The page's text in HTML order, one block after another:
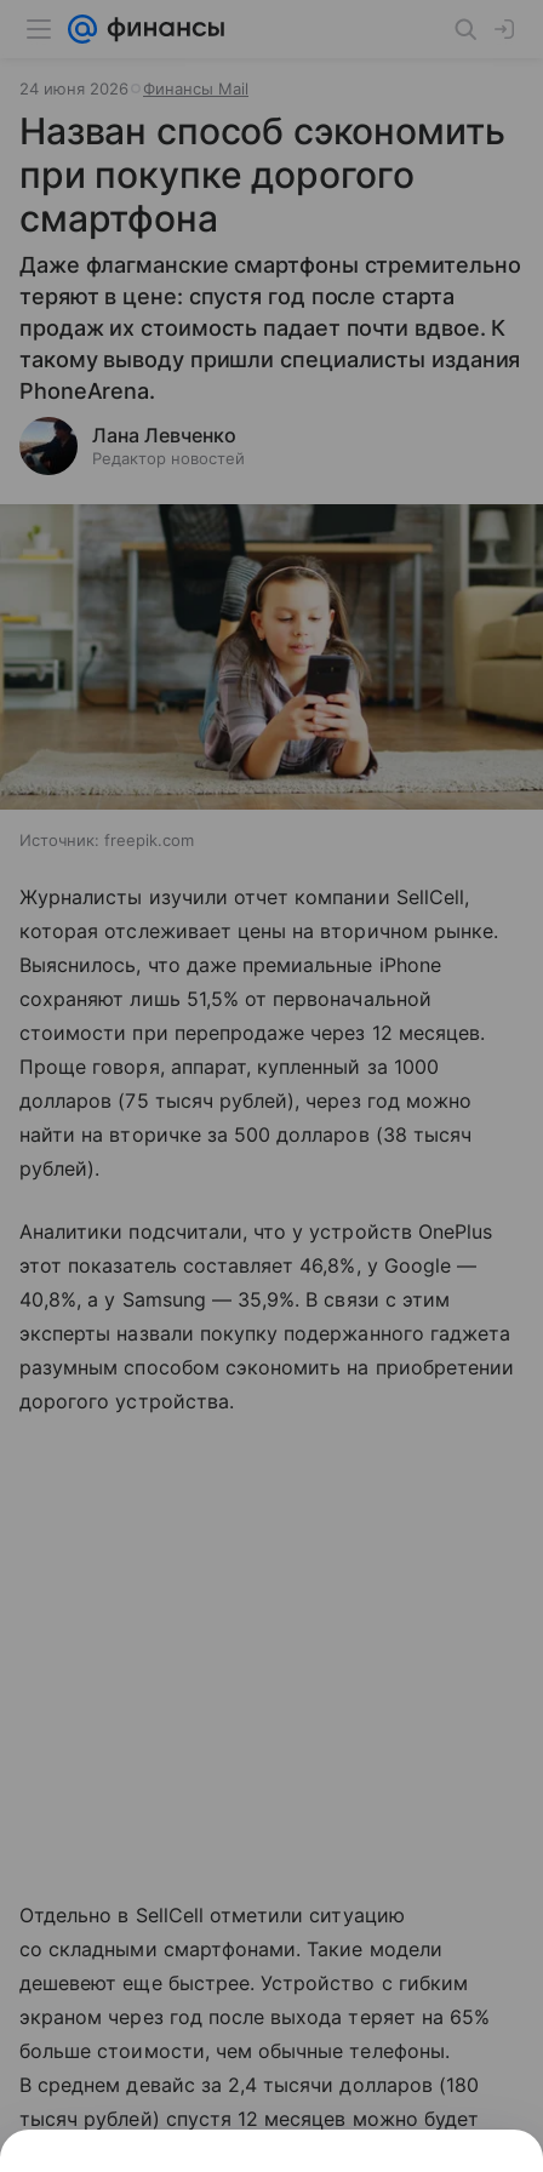
24 июня 2026 Финансы Mail
Назван способ сэкономить
при покупке дорогого
смартфона
Даже флагманские смартфоны стремительно
теряют в цене: спустя год после старта
продаж их стоимость падает почти вдвое. К
такому выводу пришли специалисты издания
PhoneArena.
Лана Левченко
Редактор новостей
Источник: freepik.com
Журналисты изучили отчет компании SellCell,
которая отслеживает цены на вторичном рынке.
Выяснилось, что даже премиальные iPhone
сохраняют лишь 51,5% от первоначальной
стоимости при перепродаже через 12 месяцев.
Проще говоря, аппарат, купленный за 1000
долларов (75 тысяч рублей), через год можно
найти на вторичке за 500 долларов (38 тысяч
рублей).
Аналитики подсчитали, что у устройств OnePlus
этот показатель составляет 46,8%, у Google —
40,8%, а у Samsung — 35,9%. В связи с этим
эксперты назвали покупку подержанного гаджета
разумным способом сэкономить на приобретении
дорогого устройства.
Отдельно в SellCell отметили ситуацию
со складными смартфонами. Такие модели
дешевеют еще быстрее. Устройство с гибким
экраном через год после выхода теряет на 65%
больше стоимости, чем обычные телефоны.
В среднем девайс за 2,4 тысячи долларов (180
тысяч рублей) спустя 12 месяцев можно будет